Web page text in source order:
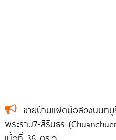
ขายบ้านแฝดมือสองนนท
พระราม7-สิรินธร
เนื้อที่ 36 ตร.ว.